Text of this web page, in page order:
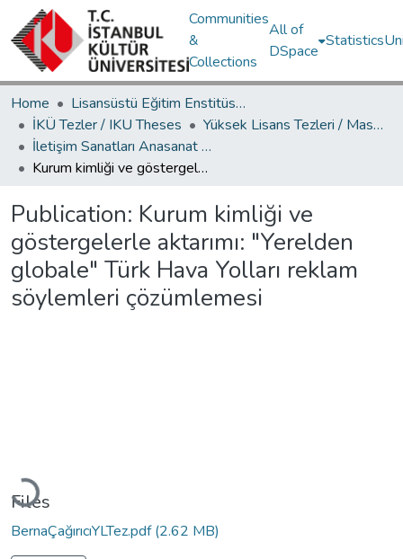
Communities
&
Collections
All of
DSpace
Statistics
Home
Lisansüstü Eğitim Enstitüsü / Postgraduate Education Institute
İKÜ Tezler / IKU Theses
Yüksek Lisans Tezleri / Master's Theses
İletişim Sanatları Anasanat Dalı / Communication Arts Department
Kurum kimliği ve göstergelerle aktarımı: "Yerelden globale" Türk Hava Yolları reklam söylemleri çözümlemesi
Publication: Kurum kimliği ve
göstergelerle aktarımı: "Yerelden
globale" Türk Hava Yolları reklam
söylemleri çözümlemesi
Loading...
Files
BernaÇağırıcıYLTez.pdf(2.62 MB)